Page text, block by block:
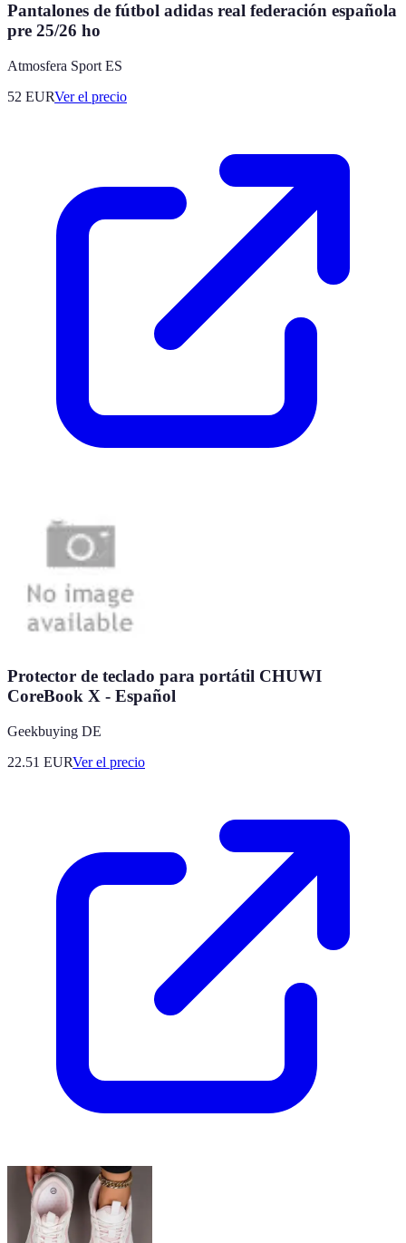
Pantalones de fútbol adidas real federación española
pre 25/26 ho
Atmosfera Sport ES
52 EURVer el precio
Protector de teclado para portátil CHUWI
CoreBook X - Español
Geekbuying DE
22.51 EURVer el precio